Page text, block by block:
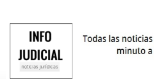
contenido